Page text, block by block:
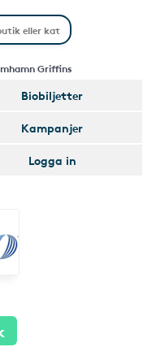
Griffins
Biobiljetter
Kampanjer
Logga in